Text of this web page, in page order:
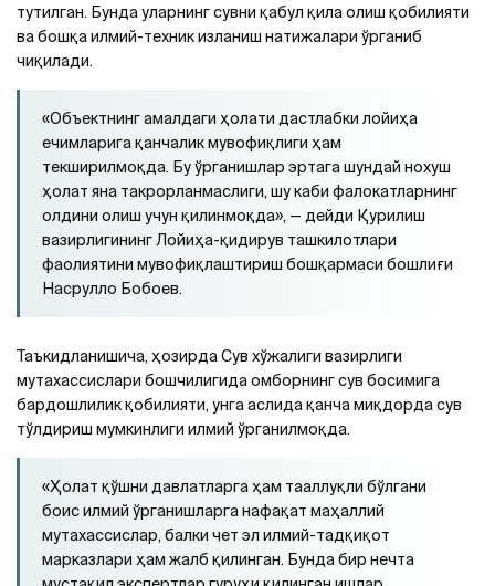
тутилган. Бунда уларнинг сувни қабул қила олиш қобилияти
ва бошқа илмий-техник изланиш натижалари ўрганиб
чиқилади.
«Объектнинг амалдаги ҳолати дастлабки лойиҳа
ечимларига қанчалик мувофиқлиги ҳам
текширилмоқда. Бу ўрганишлар эртага шундай нохуш
ҳолат яна такрорланмаслиги, шу каби фалокатларнинг
олдини олиш учун қилинмоқда», — дейди Қурилиш
вазирлигининг Лойиҳа-қидирув ташкилотлари
фаолиятини мувофиқлаштириш бошқармаси бошлиғи
Насрулло Бобоев.
Таъкидланишича, ҳозирда Сув хўжалиги вазирлиги
мутахассислари бошчилигида омборнинг сув босимига
бардошлилик қобилияти, унга аслида қанча миқдорда сув
тўлдириш мумкинлиги илмий ўрганилмоқда.
«Ҳолат қўшни давлатларга ҳам тааллуқли бўлгани
боис илмий ўрганишларга нафақат маҳаллий
мутахассислар, балки чет эл илмий-тадқиқот
марказлари ҳам жалб қилинган. Бунда бир нечта